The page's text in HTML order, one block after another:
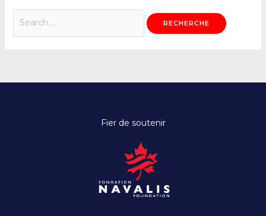
Fier de soutenir